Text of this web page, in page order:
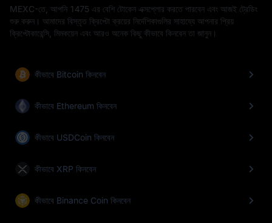
MEXC-তে, আপনি 1475 এর বেশি টোকেন এক্সপ্লোর করতে পারবেন এবং আজই ট্রেডিং
শুরু করুন। আমাদের বিস্তৃত ক্রিপ্টো ক্রয়ের নির্দেশিকাগুলির সাহায্যে আপনার প্রিয়
ক্রিপ্টোকারেন্সি, মিমকয়েন এবং আরও অনেক কিছু কীভাবে কিনবেন তা জানুন।
কীভাবে Bitcoin কিনবেন
কীভাবে Ethereum কিনবেন
কীভাবে USDCoin কিনবেন
কীভাবে XRP কিনবেন
কীভাবে Binance Coin কিনবেন